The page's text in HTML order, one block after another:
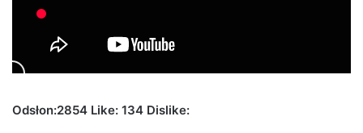
Odsłon:2854 Like: 134 Dislike: